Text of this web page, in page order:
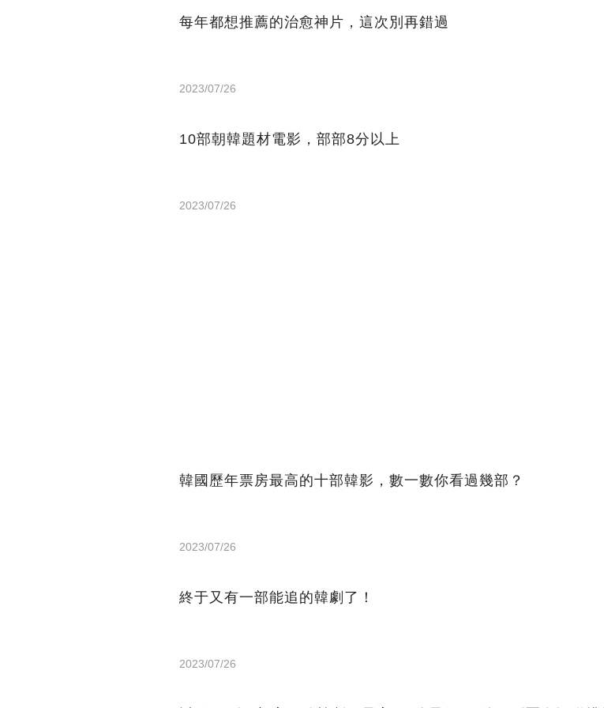
每年都想推薦的治愈神片，這次別再錯過
2023/07/26
10部朝韓題材電影，部部8分以上
2023/07/26
韓國歷年票房最高的十部韓影，數一數你看過幾部？
2023/07/26
終于又有一部能追的韓劇了！
2023/07/26